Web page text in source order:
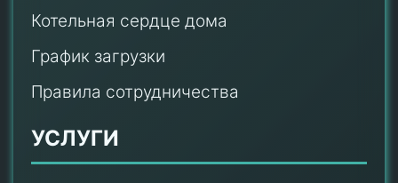
Котельная сердце дома
График загрузки
Правила сотрудничества
УСЛУГИ